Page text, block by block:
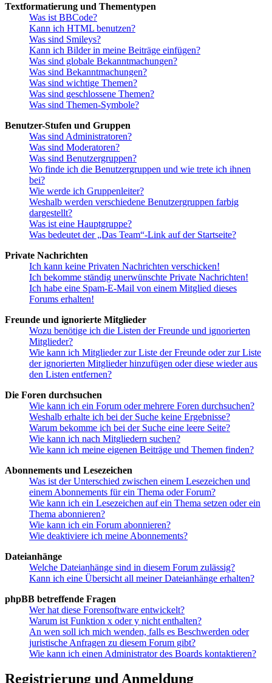
Textformatierung und Thementypen
Was ist BBCode?
Kann ich HTML benutzen?
Was sind Smileys?
Kann ich Bilder in meine Beiträge einfügen?
Was sind globale Bekanntmachungen?
Was sind Bekanntmachungen?
Was sind wichtige Themen?
Was sind geschlossene Themen?
Was sind Themen-Symbole?
Benutzer-Stufen und Gruppen
Was sind Administratoren?
Was sind Moderatoren?
Was sind Benutzergruppen?
Wo finde ich die Benutzergruppen und wie trete ich ihnen
bei?
Wie werde ich Gruppenleiter?
Weshalb werden verschiedene Benutzergruppen farbig
dargestellt?
Was ist eine Hauptgruppe?
Was bedeutet der „Das Team“-Link auf der Startseite?
Private Nachrichten
Ich kann keine Privaten Nachrichten verschicken!
Ich bekomme ständig unerwünschte Private Nachrichten!
Ich habe eine Spam-E-Mail von einem Mitglied dieses
Forums erhalten!
Freunde und ignorierte Mitglieder
Wozu benötige ich die Listen der Freunde und ignorierten
Mitglieder?
Wie kann ich Mitglieder zur Liste der Freunde oder zur Liste
der ignorierten Mitglieder hinzufügen oder diese wieder aus
den Listen entfernen?
Die Foren durchsuchen
Wie kann ich ein Forum oder mehrere Foren durchsuchen?
Weshalb erhalte ich bei der Suche keine Ergebnisse?
Warum bekomme ich bei der Suche eine leere Seite?
Wie kann ich nach Mitgliedern suchen?
Wie kann ich meine eigenen Beiträge und Themen finden?
Abonnements und Lesezeichen
Was ist der Unterschied zwischen einem Lesezeichen und
einem Abonnements für ein Thema oder Forum?
Wie kann ich ein Lesezeichen auf ein Thema setzen oder ein
Thema abonnieren?
Wie kann ich ein Forum abonnieren?
Wie deaktiviere ich meine Abonnements?
Dateianhänge
Welche Dateianhänge sind in diesem Forum zulässig?
Kann ich eine Übersicht all meiner Dateianhänge erhalten?
phpBB betreffende Fragen
Wer hat diese Forensoftware entwickelt?
Warum ist Funktion x oder y nicht enthalten?
An wen soll ich mich wenden, falls es Beschwerden oder
juristische Anfragen zu diesem Forum gibt?
Wie kann ich einen Administrator des Boards kontaktieren?
Registrierung und Anmeldung